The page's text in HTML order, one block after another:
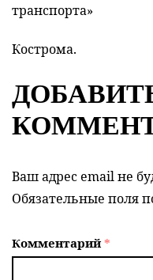
транспорта»
Кострома.
Ваш адрес email не
Обязательные поля
Комментарий*